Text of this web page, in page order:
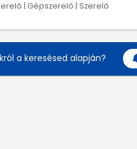
| Gépszerelő | Szerelő
a keresésed alapján?